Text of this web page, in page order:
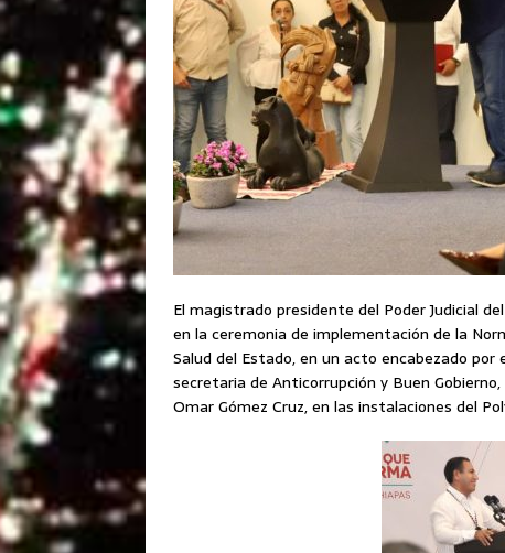
El magistrado presidente del Poder Judicial
en la ceremonia de implementación de la
Salud del Estado, en un acto encabezado por
secretaria de Anticorrupción y Buen
Omar Gómez Cruz, en las instalaciones del